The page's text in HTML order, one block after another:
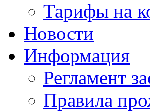
Тарифы на
Новости
Информация
Регламент
Правила